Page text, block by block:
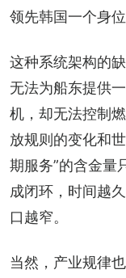
领先韩国一个身位
这种系统架构的
无法为船东提供
机，却无法控制
放规则的变化和
期服务”的含金量
成闭环，时间越
口越窄。
当然，产业规律